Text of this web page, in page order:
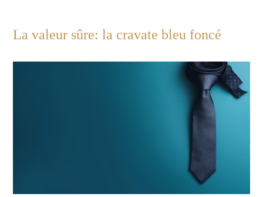
La valeur sûre: la cravate bleu foncé